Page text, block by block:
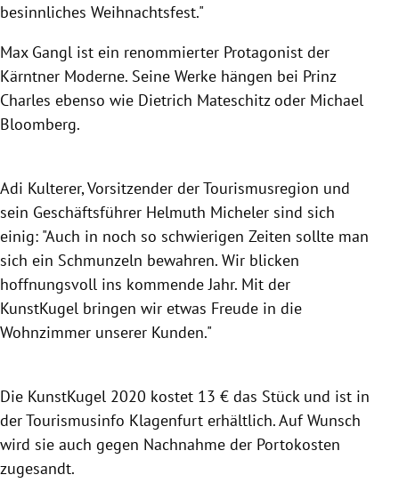
besinnliches Weihnachtsfest."
Max Gangl ist ein renommierter Protagonist der
Kärntner Moderne. Seine Werke hängen bei Prinz
Charles ebenso wie Dietrich Mateschitz oder Michael
Bloomberg.
Adi Kulterer, Vorsitzender der Tourismusregion und
sein Geschäftsführer Helmuth Micheler sind sich
einig: "Auch in noch so schwierigen Zeiten sollte man
sich ein Schmunzeln bewahren. Wir blicken
hoffnungsvoll ins kommende Jahr. Mit der
KunstKugel bringen wir etwas Freude in die
Wohnzimmer unserer Kunden."
Die KunstKugel 2020 kostet 13 € das Stück und ist in
der Tourismusinfo Klagenfurt erhältlich. Auf Wunsch
wird sie auch gegen Nachnahme der Portokosten
zugesandt.